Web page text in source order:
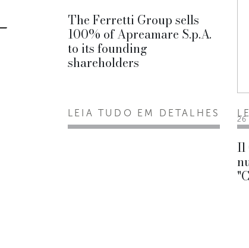
The Ferretti Group sells
100% of Apreamare S.p.A.
to its founding
shareholders
LEIA TUDO EM DETALHES
26
Il